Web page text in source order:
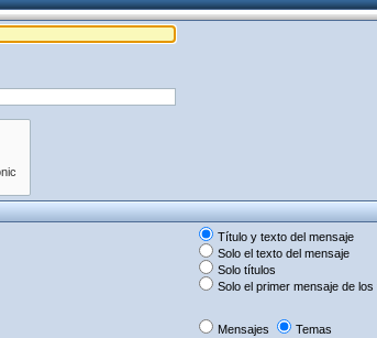
Título y texto del mensaje
Solo el texto del mensaje
Solo títulos
Solo el primer mensaje de los
Mensajes Temas